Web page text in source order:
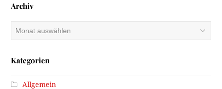
Archiv
Kategorien
Allgemein